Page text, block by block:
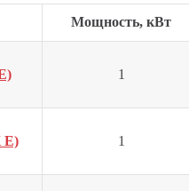
Мощность, кВт
1
E) 1